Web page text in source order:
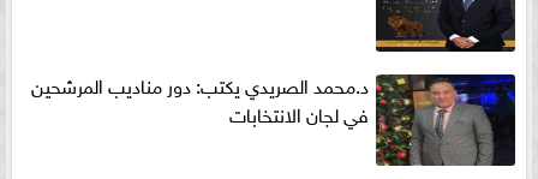
د.محمد الصريدي يكتب: دور مناديب المرشحين
في لجان الانتخابات